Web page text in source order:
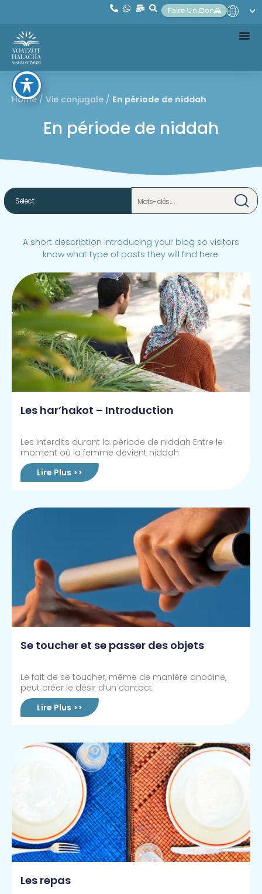
Faire Un Don
Home/ Vie conjugale / En période de niddah
En période de niddah
A short description introducing your blog so visitors
know what type of posts they will find here.
Les har’hakot – Introduction
Les interdits durant la période de niddah Entre le
moment où la femme devient niddah
Lire Plus >>
Se toucher et se passer des objets
Le fait de se toucher, même de manière anodine,
peut créer le désir d’un contact
Lire Plus >>
Les repas